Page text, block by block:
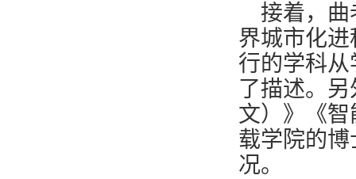
接着，
界城市化
行的学科
了描述。
文）》《
载学院的
况。